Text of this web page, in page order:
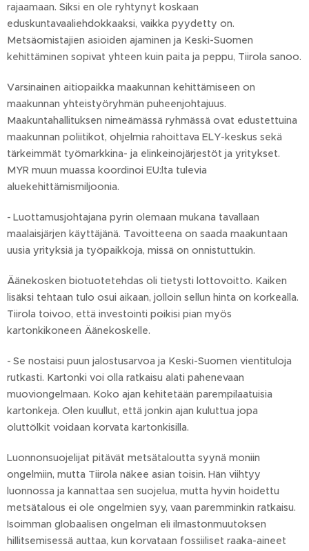
rajaamaan. Siksi en ole ryhtynyt koskaan
eduskuntavaaliehdokkaaksi, vaikka pyydetty on.
Metsäomistajien asioiden ajaminen ja Keski-Suomen
kehittäminen sopivat yhteen kuin paita ja peppu, Tiirola sanoo.
Varsinainen aitiopaikka maakunnan kehittämiseen on
maakunnan yhteistyöryhmän puheenjohtajuus.
Maakuntahallituksen nimeämässä ryhmässä ovat edustettuina
maakunnan poliitikot, ohjelmia rahoittava ELY-keskus sekä
tärkeimmät työmarkkina- ja elinkeinojärjestöt ja yritykset.
MYR muun muassa koordinoi EU:lta tulevia
aluekehittämismiljoonia.
- Luottamusjohtajana pyrin olemaan mukana tavallaan
maalaisjärjen käyttäjänä. Tavoitteena on saada maakuntaan
uusia yrityksiä ja työpaikkoja, missä on onnistuttukin.
Äänekosken biotuotetehdas oli tietysti lottovoitto. Kaiken
lisäksi tehtaan tulo osui aikaan, jolloin sellun hinta on korkealla.
Tiirola toivoo, että investointi poikisi pian myös
kartonkikoneen Äänekoskelle.
- Se nostaisi puun jalostusarvoa ja Keski-Suomen vientituloja
rutkasti. Kartonki voi olla ratkaisu alati pahenevaan
muoviongelmaan. Koko ajan kehitetään parempilaatuisia
kartonkeja. Olen kuullut, että jonkin ajan kuluttua jopa
oluttölkit voidaan korvata kartonkisilla.
Luonnonsuojelijat pitävät metsätaloutta syynä moniin
ongelmiin, mutta Tiirola näkee asian toisin. Hän viihtyy
luonnossa ja kannattaa sen suojelua, mutta hyvin hoidettu
metsätalous ei ole ongelmien syy, vaan paremminkin ratkaisu.
Isoimman globaalisen ongelman eli ilmastonmuutoksen
hillitsemisessä auttaa, kun korvataan fossiiliset raaka-aineet